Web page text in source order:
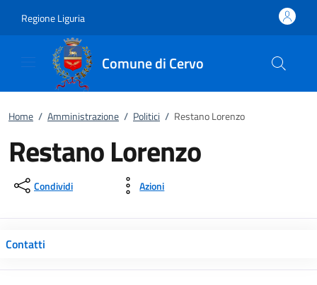
Regione Liguria
Comune di Cervo
Home / Amministrazione / Politici / Restano Lorenzo
Restano Lorenzo
Condividi Azioni
Contatti